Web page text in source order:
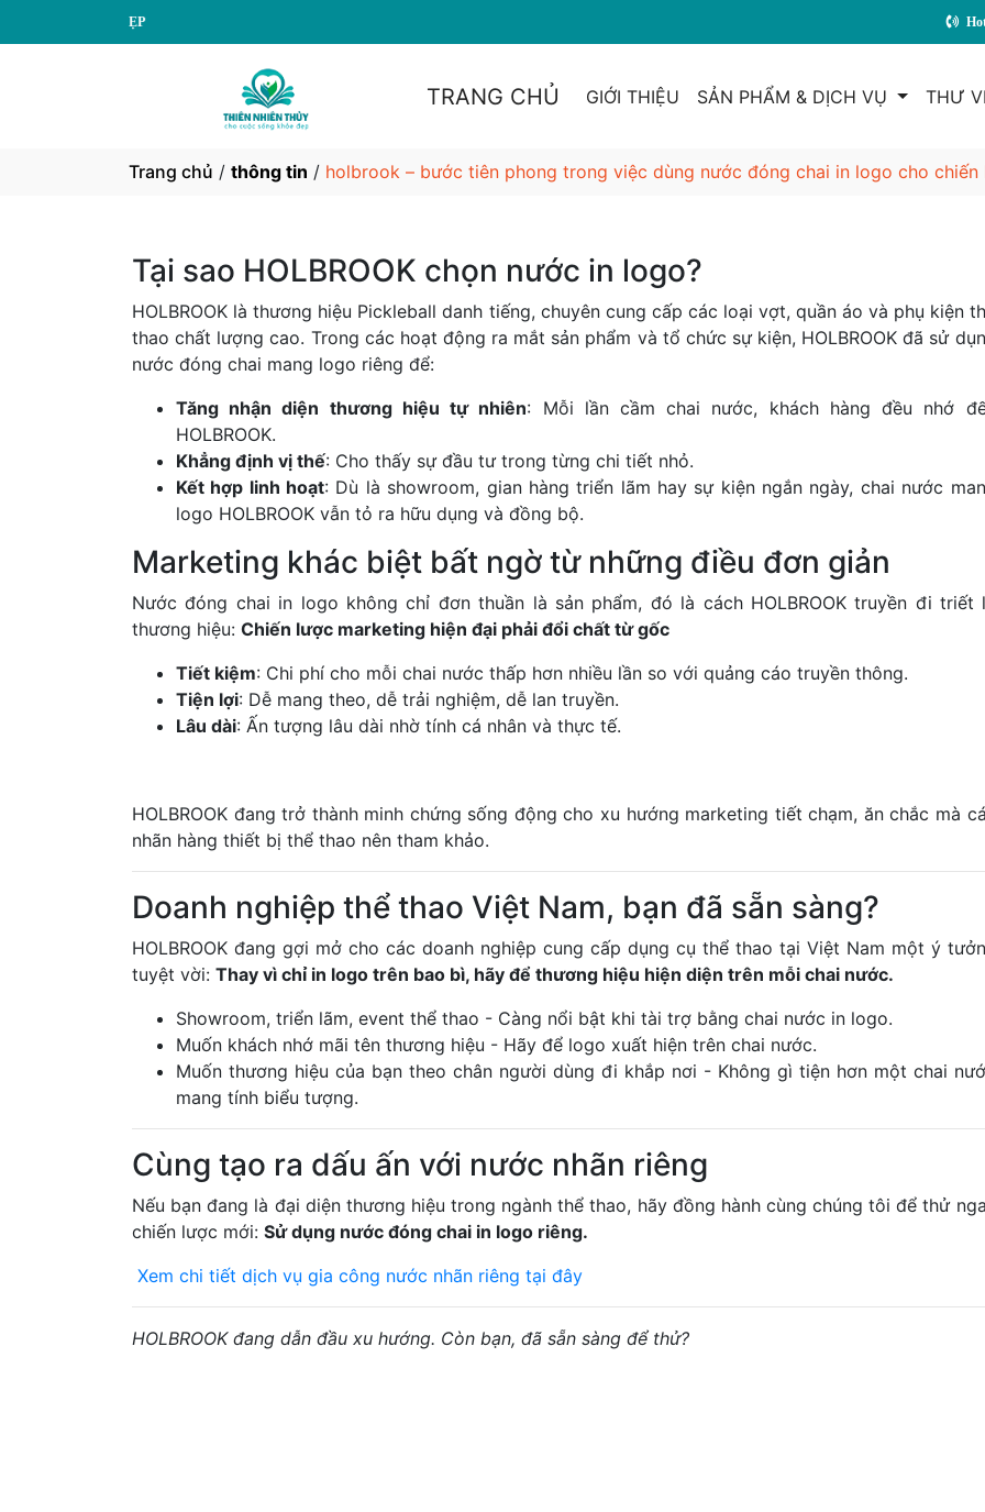
TRANG CHỦ GIỚI THIỆU SẢN PHẨM & DỊCH VỤ THƯ
Trang chủ / thông tin / holbrook – bước tiên phong trong việc dùng nước đóng chai in logo cho chiến
Tại sao HOLBROOK chọn nước in logo?
HOLBROOK là thương hiệu Pickleball danh tiếng, chuyên cung cấp các loại vợt, quần áo và phụ kiện
thao chất lượng cao. Trong các hoạt động ra mắt sản phẩm và tổ chức sự kiện, HOLBROOK đã sử
nước đóng chai mang logo riêng để:
Tăng nhận diện thương hiệu tự nhiên: Mỗi lần cầm chai nước, khách hàng đều nhớ
HOLBROOK.
Khẳng định vị thế: Cho thấy sự đầu tư trong từng chi tiết nhỏ.
Kết hợp linh hoạt: Dù là showroom, gian hàng triển lãm hay sự kiện ngắn ngày, chai nước
logo HOLBROOK vẫn tỏ ra hữu dụng và đồng bộ.
Marketing khác biệt bất ngờ từ những điều đơn giản
Nước đóng chai in logo không chỉ đơn thuần là sản phẩm, đó là cách HOLBROOK truyền đi triết
thương hiệu: Chiến lược marketing hiện đại phải đổi chất từ gốc
Tiết kiệm: Chi phí cho mỗi chai nước thấp hơn nhiều lần so với quảng cáo truyền thông.
Tiện lợi: Dễ mang theo, dễ trải nghiệm, dễ lan truyền.
Lâu dài: Ấn tượng lâu dài nhờ tính cá nhân và thực tế.
HOLBROOK đang trở thành minh chứng sống động cho xu hướng marketing tiết chạm, ăn chắc mà
nhãn hàng thiết bị thể thao nên tham khảo.
Doanh nghiệp thể thao Việt Nam, bạn đã sẵn sàng?
HOLBROOK đang gợi mở cho các doanh nghiệp cung cấp dụng cụ thể thao tại Việt Nam một ý
tuyệt vời: Thay vì chỉ in logo trên bao bì, hãy để thương hiệu hiện diện trên mỗi chai nước.
Showroom, triển lãm, event thể thao - Càng nổi bật khi tài trợ bằng chai nước in logo.
Muốn khách nhớ mãi tên thương hiệu - Hãy để logo xuất hiện trên chai nước.
Muốn thương hiệu của bạn theo chân người dùng đi khắp nơi - Không gì tiện hơn một chai
mang tính biểu tượng.
Cùng tạo ra dấu ấn với nước nhãn riêng
Nếu bạn đang là đại diện thương hiệu trong ngành thể thao, hãy đồng hành cùng chúng tôi để thử
chiến lược mới: Sử dụng nước đóng chai in logo riêng.
Xem chi tiết dịch vụ gia công nước nhãn riêng tại đây
HOLBROOK đang dẫn đầu xu hướng. Còn bạn, đã sẵn sàng để thử?